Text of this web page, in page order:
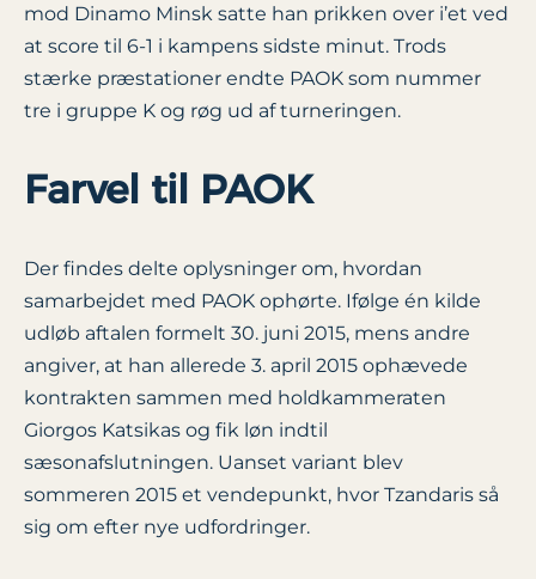
mod Dinamo Minsk satte han prikken over i’et ved
at score til 6-1 i kampens sidste minut. Trods
stærke præstationer endte PAOK som nummer
tre i gruppe K og røg ud af turneringen.
Farvel til PAOK
Der findes delte oplysninger om, hvordan
samarbejdet med PAOK ophørte. Ifølge én kilde
udløb aftalen formelt 30. juni 2015, mens andre
angiver, at han allerede 3. april 2015 ophævede
kontrakten sammen med holdkammeraten
Giorgos Katsikas og fik løn indtil
sæsonafslutningen. Uanset variant blev
sommeren 2015 et vendepunkt, hvor Tzandaris så
sig om efter nye udfordringer.